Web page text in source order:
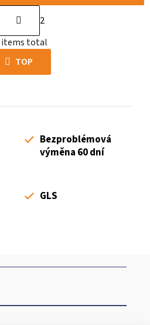
L
i
s
t
n
a
g
i
n
i
2
items total
TOP
Bezproblémová
výměna 60 dní
GLS